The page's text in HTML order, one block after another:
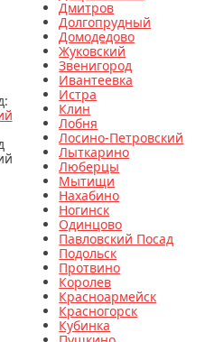
Дмитров
Долгопрудный
Домодедово
Жуковский
Звенигород
Ивантеевка
Истра
Клин
Лобня
Лосино-Петровский
Лыткарино
Люберцы
Мытищи
Нахабино
Ногинск
Одинцово
Павловский Посад
Подольск
Протвино
Королев
Красноармейск
Красногорск
Кубинка